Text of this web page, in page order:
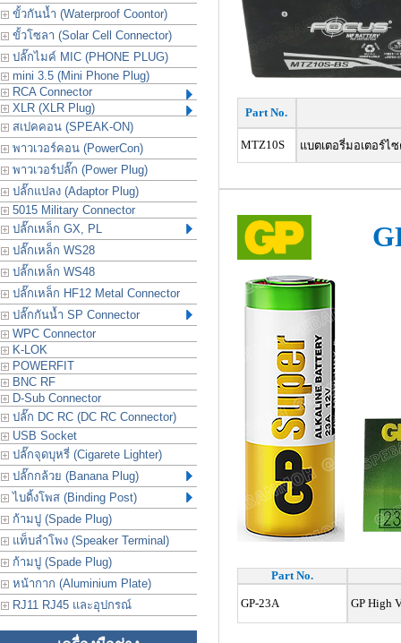
ขั้วกันน้ำ (Waterproof Coontor)
ขั้วโซลา (Solar Cell Connector)
ปลั๊กไมค์ MIC (PHONE PLUG)
mini 3.5 (Mini Phone Plug)
RCA Connector
XLR (XLR Plug)
สเปคคอน (SPEAK-ON)
พาวเวอร์คอน (PowerCon)
พาวเวอร์ปลั๊ก (Power Plug)
ปลั๊กแปลง (Adaptor Plug)
5015 Military Connector
ปลั๊กเหล็ก GX, PL
ปลั๊กเหล็ก WS28
ปลั๊กเหล็ก WS48
ปลั๊กเหล็ก HF12 Metal Connector
ปลั๊กกันน้ำ SP Connector
WPC Connector
K-LOK
POWERFIT
BNC RF
D-Sub Connector
ปลั๊ก DC RC (DC RC Connector)
USB Socket
ปลั๊กจุดบุหรี่ (Cigarete Lighter)
ปลั๊กกล้วย (Banana Plug)
ไบดิ้งโพส (Binding Post)
ก้ามปู (Spade Plug)
แท็บลำโพง (Speaker Terminal)
ก้ามปู (Spade Plug)
หน้ากาก (Aluminium Plate)
RJ11 RJ45 และอุปกรณ์
Part No.
MTZ10S แบตเตอรี่มอเตอร์ไซ
Part No.
GP-23A GP High